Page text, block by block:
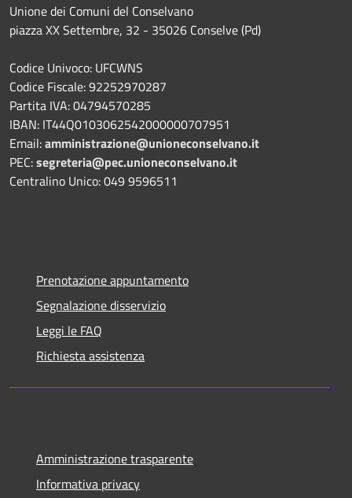
Unione dei Comuni del Conselvano
piazza XX Settembre, 32 - 35026 Conselve (Pd)
Codice Univoco: UFCWNS
Codice Fiscale: 92252970287
Partita IVA: 04794570285
IBAN: IT44Q0103062542000000707951
Email:amministrazione@unioneconselvano.it
PEC:segreteria@pec.unioneconselvano.it
Centralino Unico: 049 9596511
Prenotazione appuntamento
Segnalazione disservizio
Leggi le FAQ
Richiesta assistenza
Amministrazione trasparente
Informativa privacy